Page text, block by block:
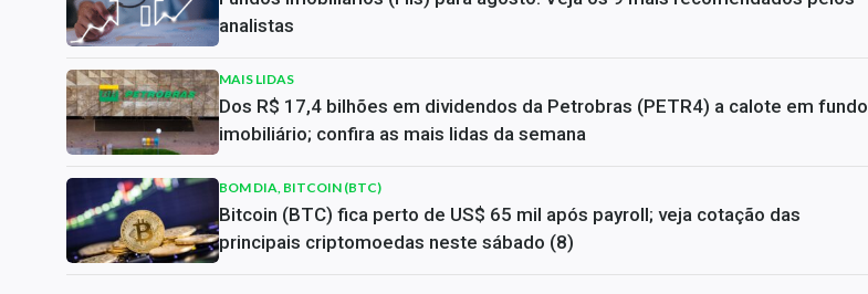
analistas
MAIS LIDAS
Dos R$ 17,4 bilhões em dividendos da Petrobras (PETR4) a calote em fundo
imobiliário; confira as mais lidas da semana
BOM DIA, BITCOIN (BTC)
Bitcoin (BTC) fica perto de US$ 65 mil após payroll; veja cotação das
principais criptomoedas neste sábado (8)